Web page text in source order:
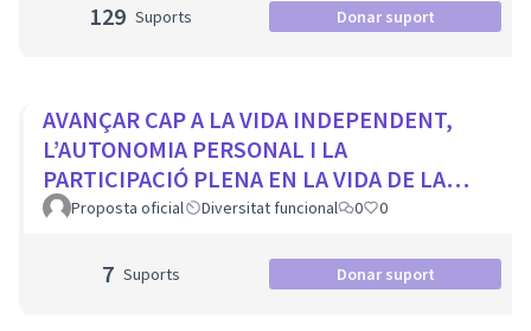
129 Suports Donar suport
AVANÇAR CAP A LA VIDA INDEPENDENT,
L’AUTONOMIA PERSONAL I LA
PARTICIPACIÓ PLENA EN LA VIDA DE LA
CIUTAT
Proposta oficial Diversitat funcional 0 0
7 Suports Donar suport